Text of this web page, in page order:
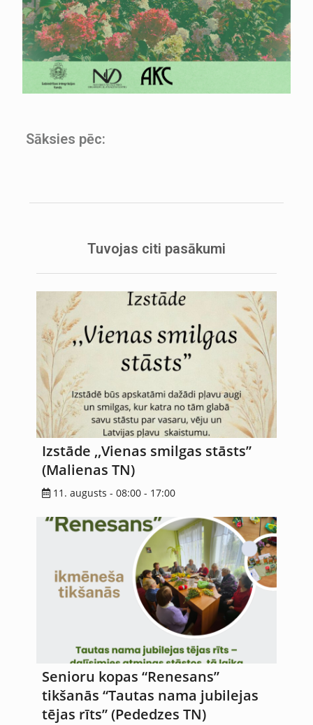
Sāksies pēc:
Tuvojas citi pasākumi
Izstāde ,,Vienas smilgas stāsts”
(Malienas TN)
11. augusts - 08:00 - 17:00
Senioru kopas “Renesans”
tikšanās “Tautas nama jubilejas
tējas rīts” (Pededzes TN)